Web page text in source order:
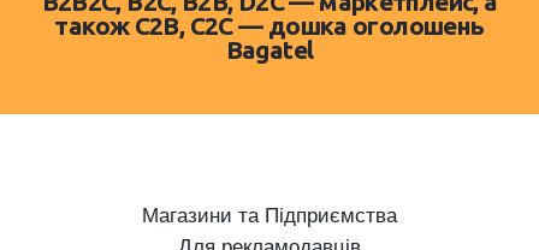
також C2B, C2C — дошка оголошень
Bagatel
Магазини та Підприємства